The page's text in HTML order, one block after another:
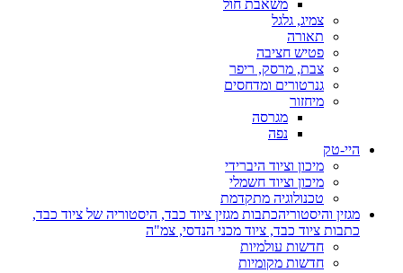
משאבת חול
צמיג, גלגל
תאורה
פטיש חציבה
צבת, מרסק, ריפר
גנרטורים ומדחסים
מיחזור
מגרסה
נפה
היי-טק
מיכון וציוד היברידי
מיכון וציוד חשמלי
טכנולוגיה מתקדמת
מגזין והיסטוריהכתבות מגזין ציוד כבד, היסטוריה של ציוד כבד,
כתבות ציוד כבד, ציוד מכני הנדסי, צמ"ה
חדשות עולמיות
חדשות מקומיות